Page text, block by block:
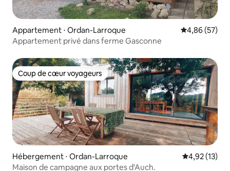
Appartement ⋅ Ordan-Larroque Évaluation
4,86 (57)
Appartement privé dans ferme Gasconne
Coup de cœur voyageurs
Coup de cœur voyageurs
Hébergement ⋅ Ordan-Larroque Évaluation
4,92 (13)
Maison de campagne aux portes d'Auch.